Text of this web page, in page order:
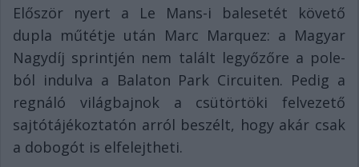
Először nyert a Le Mans-i balesetét követő
dupla műtétje után Marc Marquez: a Magyar
Nagydíj sprintjén nem talált legyőzőre a pole-
ból indulva a Balaton Park Circuiten. Pedig a
regnáló világbajnok a csütörtöki felvezető
sajtótájékoztatón arról beszélt, hogy akár csak
a dobogót is elfelejtheti.